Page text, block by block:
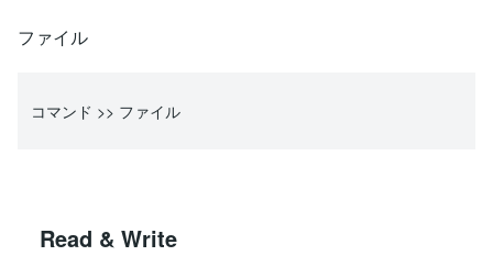
ファイル
コマンド >> ファイル
Read & Write